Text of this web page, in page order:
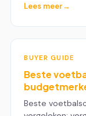
Lees meer
BUYER GUIDE
Beste
Beste